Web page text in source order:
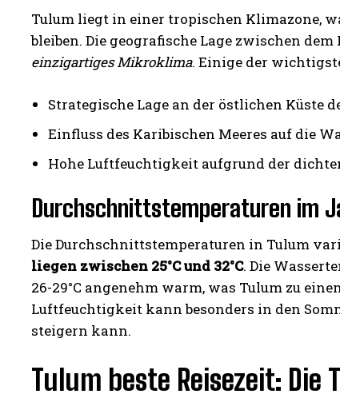
I WANT IN
Tulum liegt in einer tropischen Klimazone,
bleiben. Die geografische Lage zwischen
einzigartiges Mikroklima. Einige der
Strategische Lage an der östlichen Küste
Einfluss des Karibischen Meeres auf die
Hohe Luftfeuchtigkeit aufgrund der
Durchschnittstemperaturen im
Die Durchschnittstemperaturen in Tulum
liegen zwischen 25°C und 32°C. Die
26-29°C angenehm warm, was Tulum zu
Luftfeuchtigkeit kann besonders in den
steigern kann.
Tulum beste Reisezeit: Die